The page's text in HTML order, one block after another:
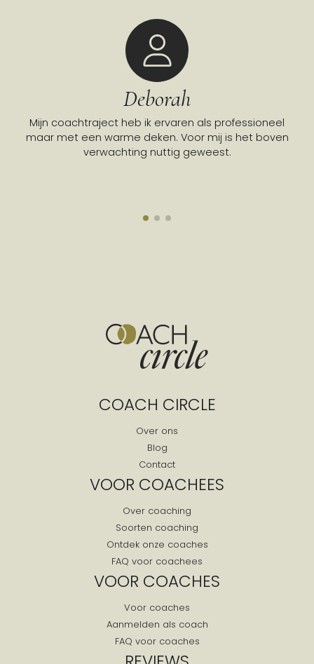
Deborah
Mijn coachtraject heb ik ervaren als professioneel
maar met een warme deken. Voor mij is het boven
verwachting nuttig geweest.
COACH CIRCLE
Over ons
Blog
Contact
VOOR COACHEES
Over coaching
Soorten coaching
Ontdek onze coaches
FAQ voor coachees
VOOR COACHES
Voor coaches
Aanmelden als coach
FAQ voor coaches